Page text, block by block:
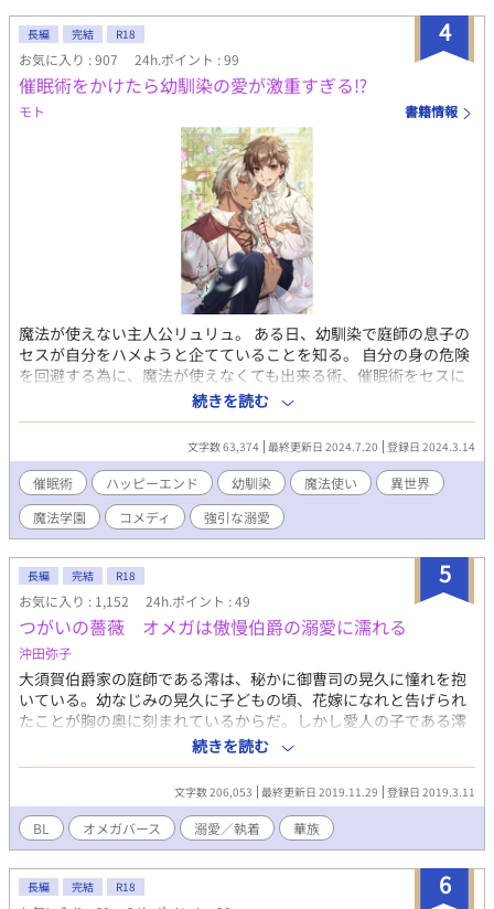
できるようになったルカは、早速アリに使ってみることに。 やが
て問題なく眠れるようになったアリはめきめきと頭角を表し、し
がない男爵令息にすぎない平凡なルカには手の届かない存在にな
っていく。 次第にアリに対する恋心に気づくルカ。だが、男の自
分はアリとは不釣り合いだと、卒業を機に離れることを決意す
る。 アリを見ない為に地方に移ったルカ。実はここは、アリの叔
父が経営する領地。そこでたった半年の間に朗らかで輝いていた
アリの変わり果てた姿を見てしまい――。 ハイスペ不眠攻めxお
人好し平凡受けのファンタジーBLです。ハピエン。
4
長編 完結 R18
お気に入り : 907 24h.ポイント : 99
催眠術をかけたら幼馴染の愛が激重すぎる⁉
モト 書籍情報
魔法が使えない主人公リュリュ。 ある日、幼馴染で庭師の息子の
セスが自分をハメようと企てていることを知る。 自分の身の危険
を回避する為に、魔法が使えなくても出来る術、催眠術をセスに
かけた。 異常に効果が効きすぎてしまって、おぉお！？ 俺のこ
とをキレイだと褒めて褒めて好き好き言いまくって溺愛してく
る。無口で無表情はどうした！？ セスはそんな人間じゃないだ
ろう！？ と人格まで催眠術にかかって変わる話だけど、本当のと
ころは……。 2023に『幼馴染に催眠術をかけたら溺愛されまくち
ゃった⁉』で掲載しておりましたが、全体を改稿し、あまりに内
容変更が多いのでアップし直しました。 改稿前とストーリーがや
や異なっています。ムーンライトノベルズでも掲載しておりま
す。
続きを読む
文字数 63,374 最終更新日 2024.7.20 登録日 2024.3.14
催眠術 ハッピーエンド 幼馴染 魔法使い
異世界
魔法学園
コメディ 強引な溺愛
5
長編 完結 R18
お気に入り : 1,152 24h.ポイント : 49
つがいの薔薇 オメガは傲慢伯爵の溺愛に濡れる
沖田弥子
大須賀伯爵家の庭師である澪は、秘かに御曹司の晃久に憧れを抱
いている。幼なじみの晃久に子どもの頃、花嫁になれと告げられ
たことが胸の奥に刻まれているからだ。しかし愛人の子である澪
は日陰の身で、晃久は正妻の嫡男。異母兄弟で男同士なので叶わ
ぬ夢と諦めていた。ある日、突然の体の疼きを感じた澪は、ふと
したことから晃久に抱かれてしまう。医師の長沢から、澪はオメ
ガであり妊娠可能な体だと知らされて衝撃を受ける。オメガの運
命と晃久への想いに揺れるが、パーティーで晃久に婚約者がいる
と知らされて――◆BL合戦夏の陣・ダリア文庫賞最終候補作品。
◆スピンオフ「椿小路公爵家の秘めごと」椿小路公爵家の唯一の
嫡男である安珠は、自身がオメガと知り苦悩していた。ある夜、
続きを読む
文字数 206,053 最終更新日 2019.11.29 登録日 2019.3.11
BL オメガバース 溺愛／執着 華族
6
長編 完結 R18